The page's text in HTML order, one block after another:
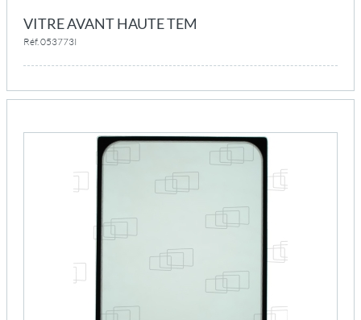
VITRE AVANT HAUTE TEM
Réf. 053773I